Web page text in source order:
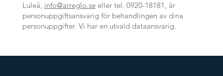
Luleå, info@arreglo.seeller tel. 0920-18181, är
personuppgiftsansvarig för behandlingen av dina
personuppgifter. Vi har en utvald dataansvarig.